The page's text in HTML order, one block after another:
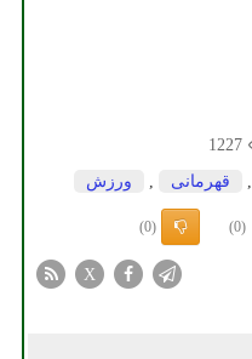
1227
قهرمانی ورزش
(0)
(0)
X